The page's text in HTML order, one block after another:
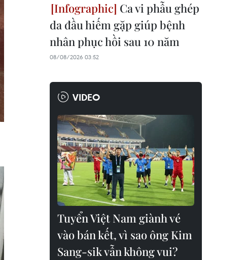
Ca vi phẫu ghép
da đầu hiếm gặp giúp bệnh
nhân phục hồi sau 10 năm
08/08/2026 03:52
VIDEO
Tuyển Việt Nam giành vé
vào bán kết, vì sao ông Kim
Sang-sik vẫn không vui?